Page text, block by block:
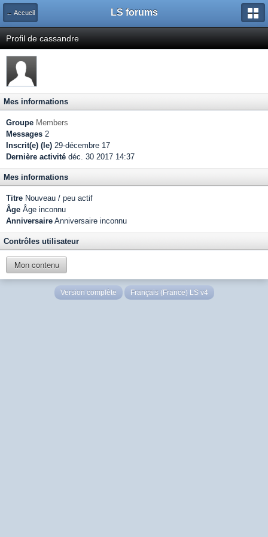
← Accueil LS forums
Profil de cassandre
Mes informations
Groupe Members
Messages 2
Inscrit(e) (le) 29-décembre 17
Dernière activité déc. 30 2017 14:37
Mes informations
Titre Nouveau / peu actif
Âge Âge inconnu
Anniversaire Anniversaire inconnu
Contrôles utilisateur
Mon contenu
Version complète Français (France) LS v4